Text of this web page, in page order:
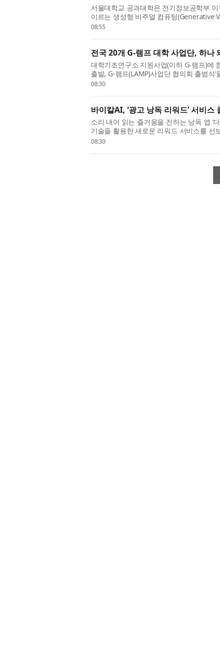
서울대학교 공과대학은 전기정보공학부
이르는 생성형 비주얼 컴퓨팅(Generative
등 인공지능(AI) 및 컴퓨터 비전 분야의 주
08:55
전국 20개 G-램프 대학 사업단, 하나
대학기초연구소 지원사업(이하 G-램프)에
출발, G-램프(LAMP)사업단 협의회 출범식
해 교육부와 한국연구재단 관계자 등이 참
08:30
바이칼AI, ‘광고 낭독 리워드’ 서비
소리 내어 읽는 즐거움을 전하는 낭독 앱 ‘
기술을 활용한 새로운 리워드 서비스를
읽고 퀴즈를 맞히면 보상을 받는 ‘광고 낭독
08:30